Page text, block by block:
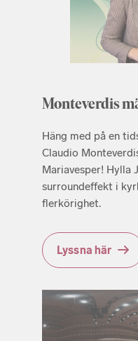
Monteverdis
Häng med på en
Claudio
Mariavesper! Hylla
surroundeffekt i
flerkörighet.
Lyssna här